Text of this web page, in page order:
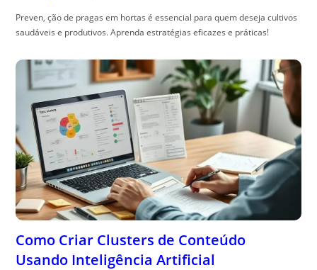
Preven, ção de pragas em hortas é essencial para quem deseja cultivos
saudáveis e produtivos. Aprenda estratégias eficazes e práticas!
Como Criar Clusters de Conteúdo
Usando Inteligência Artificial